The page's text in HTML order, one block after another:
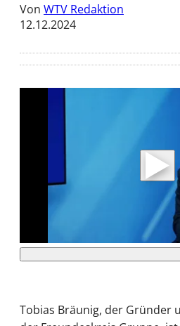
Von WTV Redaktion
12.12.2024
Mit der Wiedergabe
Daten an
Hinweise dazu erhalten Sie in der
Akzeptieren
Tobias Bräunig, der Gründer